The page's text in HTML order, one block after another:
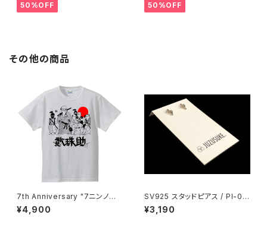
50%OFF 50%OFF
その他の商品
7th Anniversary "7ニンノサ
ムライ" Tee（White）
¥4,900
SV925 スタッドピアス / PI-00
4
¥3,190